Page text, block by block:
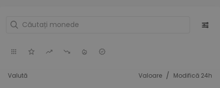
Valută Valoare / Modifică 24h